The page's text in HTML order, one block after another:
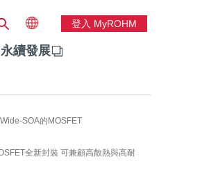
登入 MyROHM
永續發展
SOA的MOSFET
全新封裝 可兼顧高散熱與高耐